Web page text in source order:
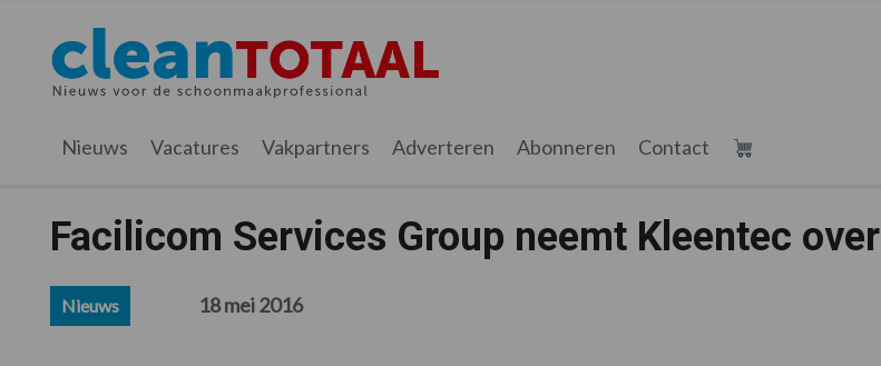
hoofdnavigatie
hoofd
inhoud
eerste
sidebar
voettekst
Cleantotaal.nl
Het
laatste
voor
professionele
Nieuws Vacatures Vakpartners Adverteren Abonneren Contact
Facilicom Services Group neemt Kleentec over
Nieuws 18 mei 2016